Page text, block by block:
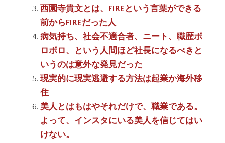
西園寺貴文とは、FIREという言葉ができる
前からFIREだった人
病気持ち、社会不適合者、ニート、職歴ボ
ロボロ、という人間ほど社長になるべきと
いうのは意外な発見だった
現実的に現実逃避する方法は起業か海外移
住
美人とはもはやそれだけで、職業である。
よって、インスタにいる美人を信じてはい
けない。